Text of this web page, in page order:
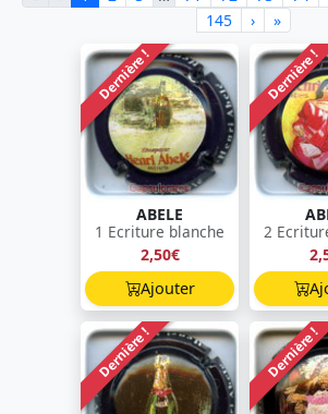
145
› »
Dernière !
ABELE
1 Ecriture blanche
2,50€
Ajouter
Dernière !
2
Dernière ! Dernière !